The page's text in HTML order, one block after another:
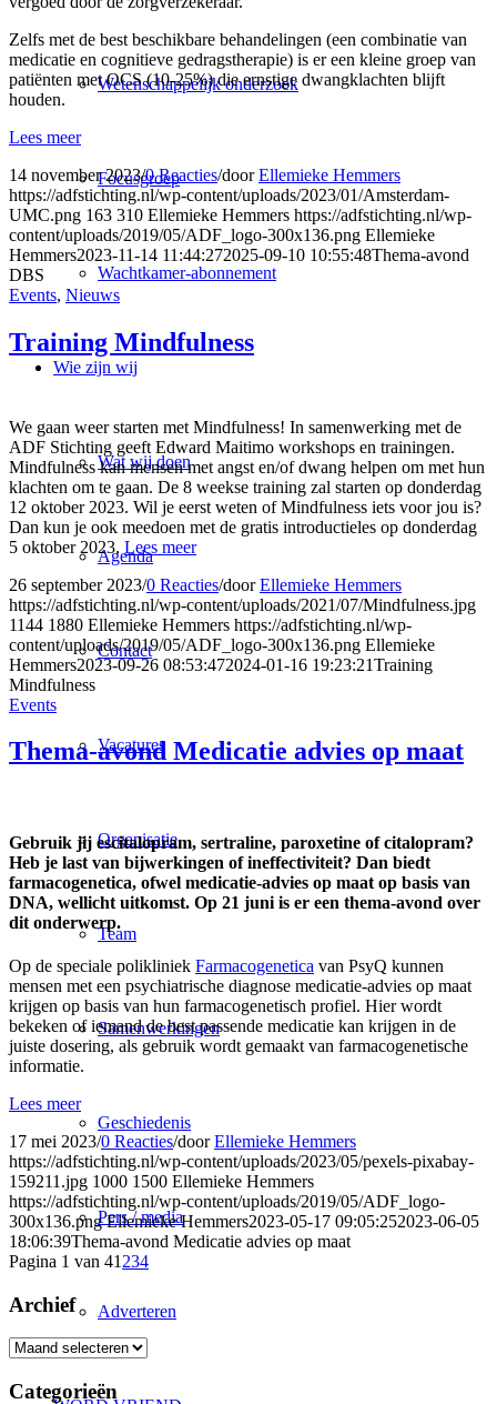
Wetenschappelijk onderzoek
Focusgroep
Wachtkamer-abonnement
Wie zijn wij
Wat wij doen
Agenda
Contact
Vacatures
Organisatie
Team
Samenwerkingen
Geschiedenis
Pers / media
Adverteren
Zelfs met de best beschikbare behandelingen (een combinatie van
medicatie en cognitieve gedragstherapie) is er een kleine groep van
patiënten met OCS (10-25%) die ernstige dwangklachten blijft
houden.
Lees meer
14 november 2023/0 Reacties/doorEllemieke Hemmers
https://adfstichting.nl/wp-content/uploads/2023/01/Amsterdam-
UMC.png 163 310 Ellemieke Hemmers https://adfstichting.nl/wp-
content/uploads/2019/05/ADF_logo-300x136.png Ellemieke
Hemmers2023-11-14 11:44:272025-09-10 10:55:48Thema-avond
DBS
Events, Nieuws
Training Mindfulness
We gaan weer starten met Mindfulness! In samenwerking met de
ADF Stichting geeft Edward Maitimo workshops en trainingen.
Mindfulness kan mensen met angst en/of dwang helpen om met hun
klachten om te gaan. De 8 weekse training zal starten op donderdag
12 oktober 2023. Wil je eerst weten of Mindfulness iets voor jou is?
Dan kun je ook meedoen met de gratis introductieles op donderdag
5 oktober 2023. Lees meer
26 september 2023/0 Reacties/doorEllemieke Hemmers
https://adfstichting.nl/wp-content/uploads/2021/07/Mindfulness.jpg
1144 1880 Ellemieke Hemmers https://adfstichting.nl/wp-
content/uploads/2019/05/ADF_logo-300x136.png Ellemieke
Hemmers2023-09-26 08:53:472024-01-16 19:23:21Training
Mindfulness
Events
Thema-avond Medicatie advies op maat
Gebruik jij escitalopram, sertraline, paroxetine of citalopram?
Heb je last van bijwerkingen of ineffectiviteit? Dan biedt
farmacogenetica, ofwel medicatie-advies op maat op basis van
DNA, wellicht uitkomst. Op 21 juni is er een thema-avond over
dit onderwerp.
Op de speciale polikliniek Farmacogenetica van PsyQ kunnen
mensen met een psychiatrische diagnose medicatie-advies op maat
krijgen op basis van hun farmacogenetisch profiel. Hier wordt
bekeken of iemand de best passende medicatie kan krijgen in de
juiste dosering, als gebruik wordt gemaakt van farmacogenetische
informatie.
Lees meer
17 mei 2023/0 Reacties/doorEllemieke Hemmers
https://adfstichting.nl/wp-content/uploads/2023/05/pexels-pixabay-
159211.jpg 1000 1500 Ellemieke Hemmers
https://adfstichting.nl/wp-content/uploads/2019/05/ADF_logo-
300x136.png Ellemieke Hemmers2023-05-17 09:05:252023-06-05
18:06:39Thema-avond Medicatie advies op maat
Pagina 1 van 41 234
Archief
Archief
Categorieën